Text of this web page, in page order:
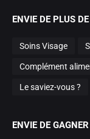
ENVIE DE PLUS
Soins Visage
Complément
Le saviez-vous ?
ENVIE DE